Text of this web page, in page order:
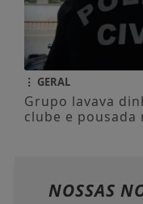
GERAL
Grupo lavava
clube e pousada
NOSSAS